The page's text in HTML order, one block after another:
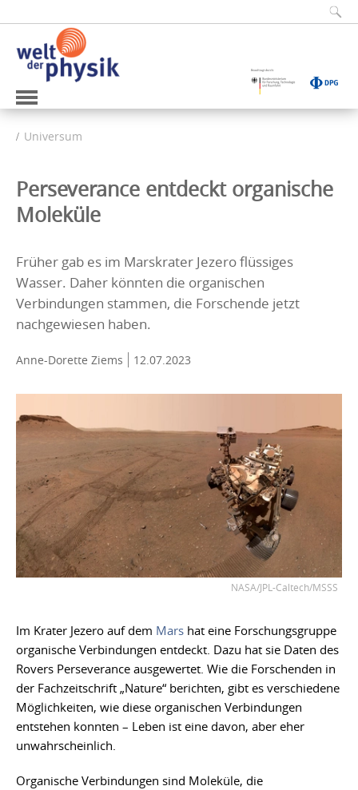
Universum
Perseverance entdeckt organische
Moleküle
Früher gab es im Marskrater Jezero flüssiges
Wasser. Daher könnten die organischen
Verbindungen stammen, die Forschende jetzt
nachgewiesen haben.
Anne-Dorette Ziems 12.07.2023
NASA/JPL-Caltech/MSSS
Im Krater Jezero auf dem Mars hat eine Forschungsgruppe
organische Verbindungen entdeckt. Dazu hat sie Daten des
Rovers Perseverance ausgewertet. Wie die Forschenden in
der Fachzeitschrift „Nature“ berichten, gibt es verschiedene
Möglichkeiten, wie diese organischen Verbindungen
entstehen konnten – Leben ist eine davon, aber eher
unwahrscheinlich.
Organische Verbindungen sind Moleküle, die